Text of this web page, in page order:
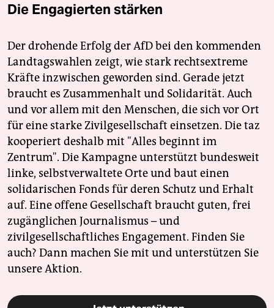
Die Engagierten stärken
Der drohende Erfolg der AfD bei den kommenden
Landtagswahlen zeigt, wie stark rechtsextreme
Kräfte inzwischen geworden sind. Gerade jetzt
braucht es Zusammenhalt und Solidarität. Auch
und vor allem mit den Menschen, die sich vor Ort
für eine starke Zivilgesellschaft einsetzen. Die taz
kooperiert deshalb mit "Alles beginnt im
Zentrum". Die Kampagne unterstützt bundesweit
linke, selbstverwaltete Orte und baut einen
solidarischen Fonds für deren Schutz und Erhalt
auf. Eine offene Gesellschaft braucht guten, frei
zugänglichen Journalismus – und
zivilgesellschaftliches Engagement. Finden Sie
auch? Dann machen Sie mit und unterstützen Sie
unsere Aktion.